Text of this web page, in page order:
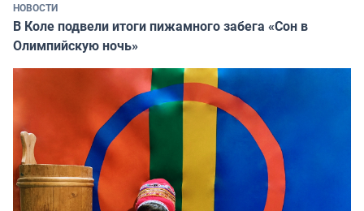
НОВОСТИ
В Коле подвели итоги пижамного забега «Сон в
Олимпийскую ночь»